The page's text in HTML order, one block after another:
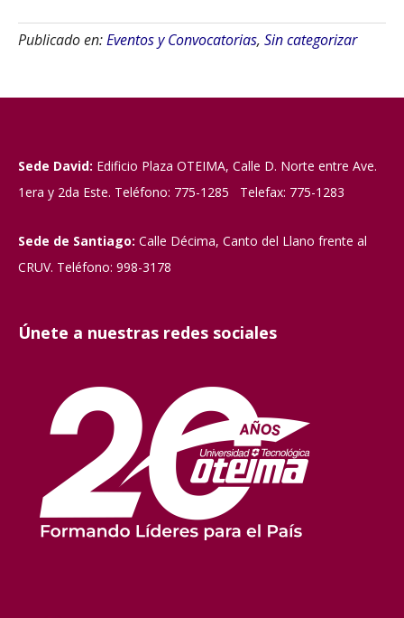
Publicado en:Eventos y Convocatorias, Sin categorizar
Sede David: Edificio Plaza OTEIMA, Calle D. Norte entre Ave.
1era y 2da Este. Teléfono: 775-1285 Telefax: 775-1283
Sede de Santiago: Calle Décima, Canto del Llano frente al
CRUV. Teléfono: 998-3178
Únete a nuestras redes sociales